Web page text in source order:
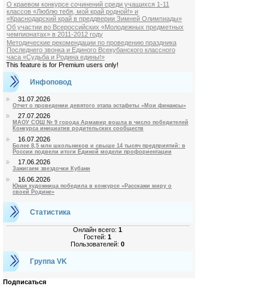
О краевом конкурсе сочинений среди учащихся 1-11
классов «Люблю тебя, мой край родной!» и
«Краснодарский край в преддверии Зимней Олимпиады»
Об участии во Всероссийских «Молодежных предметных
чемпионатах» в 2011-2012 году
Методические рекомендации по проведению праздника
Последнего звонка и Единого Всекубанского классного
часа «Судьба и Родина едины!»
This feature is for Premium users only!
Инфоповод
31.07.2026
Отчет о проведении девятого этапа эстафеты «Мои финансы»
27.07.2026
МАОУ СОШ № 9 города Армавир вошла в число победителей
Конкурса инициатив родительских сообществ
16.07.2026
Более 8,5 млн школьников и свыше 14 тысяч предприятий: в
России подвели итоги Единой модели профориентации
17.06.2026
Зажигаем звездочки Кубани
16.06.2026
Юная художница победила в конкурсе «Расскажи миру о
своей Родине»
Статистика
Онлайн всего:1
Гостей:1
Пользователей:0
Группа VK
Подписаться